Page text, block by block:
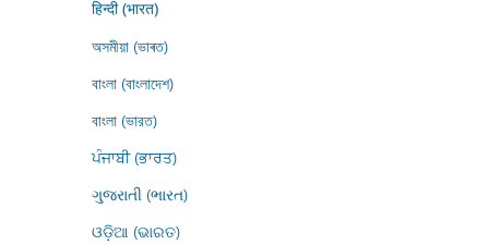
हिन्दी (भारत)
অসমীয়া (ভাৰত)
বাংলা (বাংলাদেশ)
বাংলা (ভারত)
ਪੰਜਾਬੀ (ਭਾਰਤ)
ગુજરાતી (ભારત)
ଓଡ଼ିଆ (ଭାରତ)